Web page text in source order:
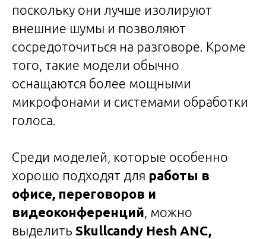
поскольку они лучше изолируют
внешние шумы и позволяют
сосредоточиться на разговоре. Кроме
того, такие модели обычно
оснащаются более мощными
микрофонами и системами обработки
голоса.
Среди моделей, которые особенно
хорошо подходят для работы в
офисе, переговоров и
видеоконференций, можно
выделить Skullcandy Hesh ANC,